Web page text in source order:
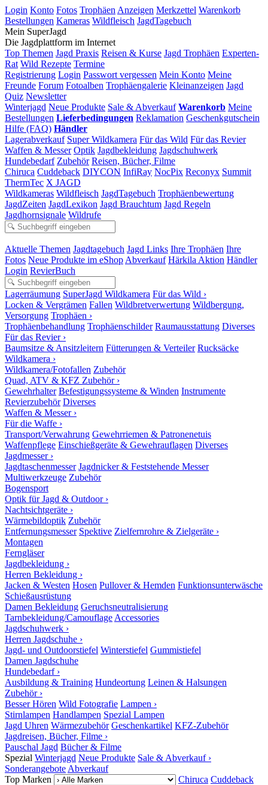
Login Konto Fotos Trophäen Anzeigen Merkzettel Warenkorb
Bestellungen Kameras Wildfleisch JagdTagebuch
Mein SuperJagd
Die Jagdplattform im Internet
Top Themen Jagd Praxis Reisen & Kurse Jagd Trophäen Experten-
Rat Wild Rezepte Termine
Registrierung Login Passwort vergessen Mein Konto Meine
Freunde Forum Fotoalben Trophäengalerie Kleinanzeigen Jagd
Quiz Newsletter
Winterjagd Neue Produkte Sale & Abverkauf Warenkorb Meine
Bestellungen Lieferbedingungen Reklamation Geschenkgutschein
Hilfe (FAQ) Händler
Lagerabverkauf Super Wildkamera Für das Wild Für das Revier
Waffen & Messer Optik Jagdbekleidung Jagdschuhwerk
Hundebedarf Zubehör Reisen, Bücher, Filme
Chiruca Cuddeback DIYCON InfiRay NocPix Reconyx Summit
ThermTec X JAGD
Wildkameras Wildfleisch JagdTagebuch Trophäenbewertung
JagdZeiten JagdLexikon Jagd Brauchtum Jagd Regeln
Jagdhornsignale Wildrufe
Aktuelle Themen Jagdtagebuch Jagd Links Ihre Trophäen Ihre
Fotos Neue Produkte im eShop Abverkauf Härkila Aktion Händler
Login RevierBuch
Lagerräumung SuperJagd Wildkamera Für das Wild ›
Locken & Vergrämen Fallen Wildbretverwertung Wildbergung,
Versorgung Trophäen ›
Trophäenbehandlung Trophäenschilder Raumausstattung Diverses
Für das Revier ›
Baumsitze & Ansitzleitern Fütterungen & Verteiler Rucksäcke
Wildkamera ›
Wildkamera/Fotofallen Zubehör
Quad, ATV & KFZ Zubehör ›
Gewehrhalter Befestigungssysteme & Winden Instrumente
Revierzubehör Diverses
Waffen & Messer ›
Für die Waffe ›
Transport/Verwahrung Gewehrriemen & Patronenetuis
Waffenpflege Einschießgeräte & Gewehrauflagen Diverses
Jagdmesser ›
Jagdtaschenmesser Jagdnicker & Feststehende Messer
Multiwerkzeuge Zubehör
Bogensport
Optik für Jagd & Outdoor ›
Nachtsichtgeräte ›
Wärmebildoptik Zubehör
Entfernungsmesser Spektive Zielfernrohre & Zielgeräte ›
Montagen
Ferngläser
Jagdbekleidung ›
Herren Bekleidung ›
Jacken & Westen Hosen Pullover & Hemden Funktionsunterwäsche
Schießausrüstung
Damen Bekleidung Geruchsneutralisierung
Tarnbekleidung/Camouflage Accessories
Jagdschuhwerk ›
Herren Jagdschuhe ›
Jagd- und Outdoorstiefel Winterstiefel Gummistiefel
Damen Jagdschuhe
Hundebedarf ›
Ausbildung & Training Hundeortung Leinen & Halsungen
Zubehör ›
Besser Hören Wild Fotografie Lampen ›
Stirnlampen Handlampen Spezial Lampen
Jagd Uhren Wärmezubehör Geschenkartikel KFZ-Zubehör
Jagdreisen, Bücher, Filme ›
Pauschal Jagd Bücher & Filme
Spezial Winterjagd Neue Produkte Sale & Abverkauf ›
Sonderangebote Abverkauf
Top Marken
Chiruca Cuddeback